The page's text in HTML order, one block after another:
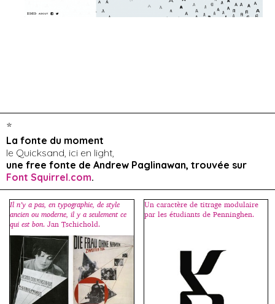
*
La fonte du moment
le Quicksand, ici en light,
une free fonte de Andrew Paglinawan, trouvée sur
Font Squirrel.com.
Il n’y a pas, en typographie, de style
ancien ou moderne, il y a seulement ce
qui est bon. Jan Tschichold.
Un caractère de titrage modulaire
par les étudiants de Penninghen.